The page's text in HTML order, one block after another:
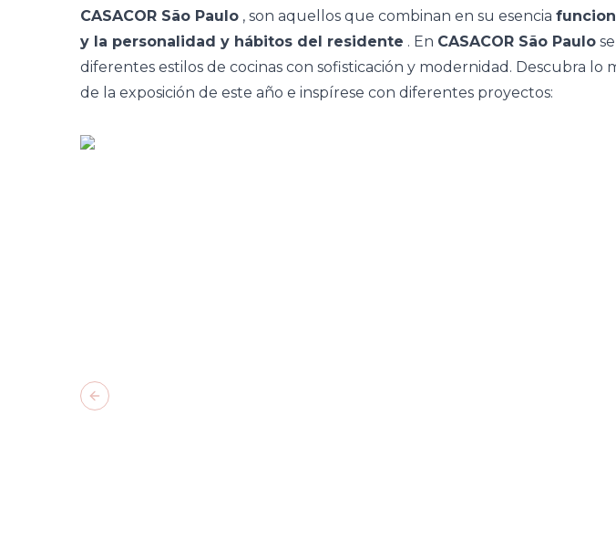
CASACOR São Paulo , son aquellos que combinan en su esencia
y la personalidad y hábitos del residente . En CASACOR São Paulo
diferentes estilos de cocinas con sofisticación y modernidad. Descubra lo
de la exposición de este año e inspírese con diferentes proyectos:
Previous slide